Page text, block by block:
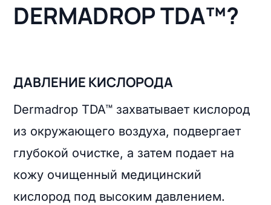
DERMADROP TDA™?
ДАВЛЕНИЕ КИСЛОРОДА
Dermadrop TDA™ захватывает кислород
из окружающего воздуха, подвергает
глубокой очистке, а затем подает на
кожу очищенный медицинский
кислород под высоким давлением.